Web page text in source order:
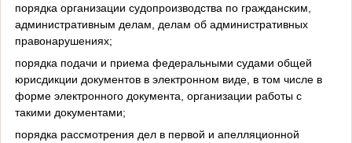
порядка организации судопроизводства по гражданским,
административным делам, делам об административных
правонарушениях;
порядка подачи и приема федеральными судами общей
юрисдикции документов в электронном виде, в том числе в
форме электронного документа, организации работы с
такими документами;
порядка рассмотрения дел в первой и апелляционной